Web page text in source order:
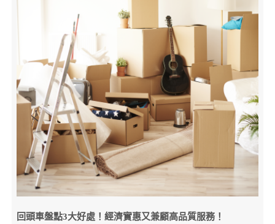
回頭車盤點3大好處！經濟實惠又兼顧高品質服務！